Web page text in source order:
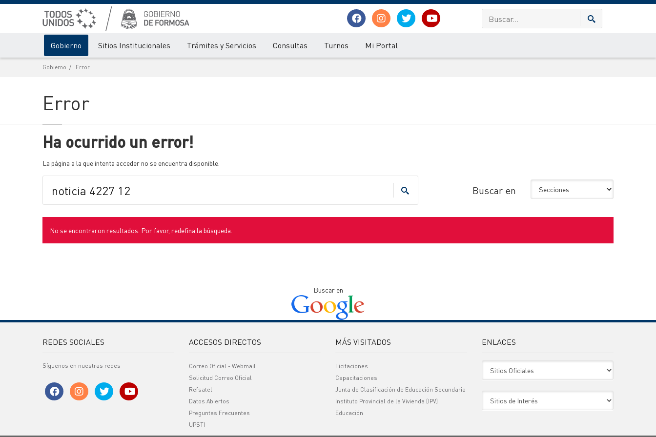
Gobierno Sitios Institucionales Trámites y Servicios Consultas Turnos Mi Portal
Gobierno Error
Error
Ha ocurrido un error!
La página a la que intenta acceder no se encuentra disponible.
Buscar en
No se encontraron resultados. Por favor, redefina la búsqueda.
Buscar en
REDES SOCIALES
Síguenos en nuestras redes
ACCESOS DIRECTOS
Correo Oficial - Webmail
Solicitud Correo Oficial
Refsatel
Datos Abiertos
Preguntas Frecuentes
UPSTI
MÁS VISITADOS
Licitaciones
Capacitaciones
Junta de Clasificación de Educación Secundaria
Instituto Provincial de la Vivienda (IPV)
Educación
ENLACES